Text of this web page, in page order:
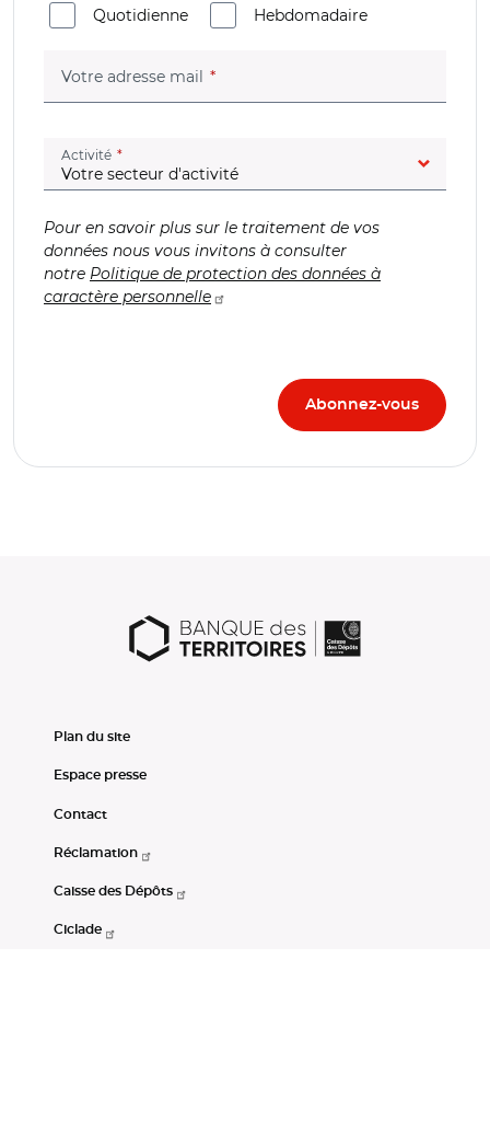
Quotidienne
Hebdomadaire
Votre adresse mail (champ obligatoire)
Activité (champ obligatoire)
Pour en savoir plus sur le traitement de vos
données nous vous invitons à consulter
notre Politique de protection des données à
caractère personnelle
Plan du site
Espace presse
Contact
Réclamation
Caisse des Dépôts
Ciclade